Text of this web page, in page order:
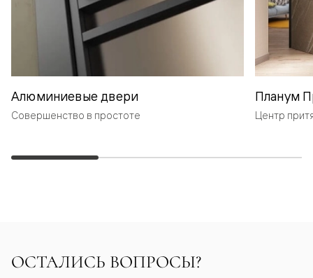
Алюминиевые двери
Совершенство в простоте
Планум
Центр
ОСТАЛИСЬ ВОПРОСЫ?